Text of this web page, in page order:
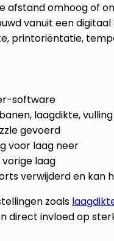
afstand omhoog of
vanuit een
printoriëntatie,
software
laagdikte,
gevoerd
voor laag neer
laag
verwijderd en kan
zoals
direct invloed op